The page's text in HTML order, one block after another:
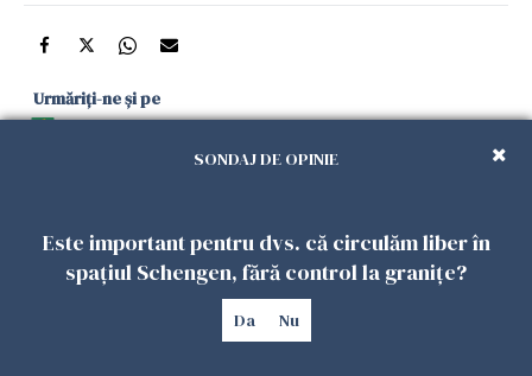
Urmăriți-ne și pe
și în aplicațiile mobile
Politica de
confidențialitate
Politica
Cookies
Gestionați
Contact
Declarație de
accesibilitate
Copyright 2026. Toate drepturile rezervate.
SONDAJ DE OPINIE
Este important pentru dvs. că circulăm liber în
spațiul Schengen, fără control la granițe?
Da Nu